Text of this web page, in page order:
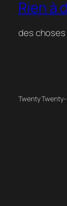
Rien à
des choses
Twenty